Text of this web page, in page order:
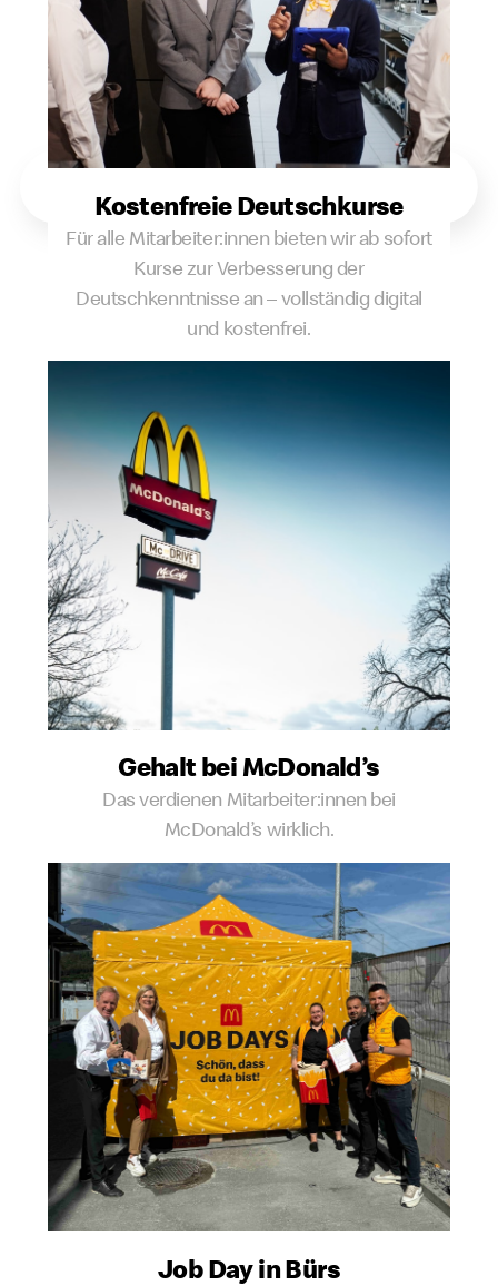
Kostenfreie Deutschkurse
Für alle Mitarbeiter:innen bieten wir ab sofort
Kurse zur Verbesserung der
Deutschkenntnisse an – vollständig digital
und kostenfrei.
Gehalt bei McDonald’s
Das verdienen Mitarbeiter:innen bei
McDonald’s wirklich.
Job Day in Bürs